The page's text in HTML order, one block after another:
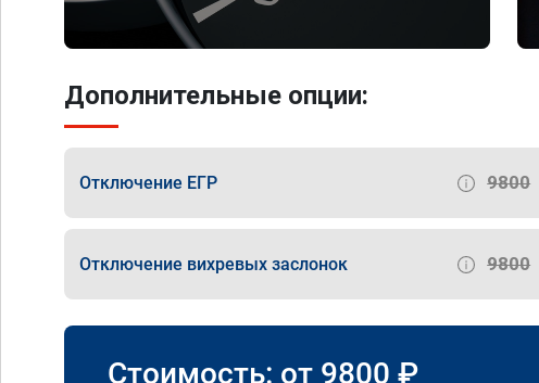
Дополнительные опции:
Отключение ЕГР 9800
Отключение вихревых заслонок 9800
Стоимость: от 9800 ₽